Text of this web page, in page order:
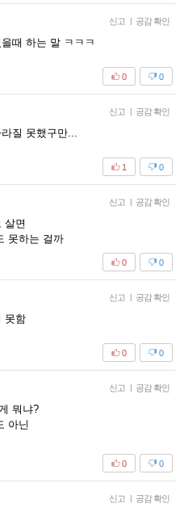
신고 | 공감 확인
때 하는 말 ㅋㅋㅋ
0
0
신고 | 공감 확인
질 못했구만...
0
1
신고 | 공감 확인
살면
못하는 걸까
0
0
신고 | 공감 확인
못함
0
0
신고 | 공감 확인
뭐냐?
아닌
0
0
신고 | 공감 확인